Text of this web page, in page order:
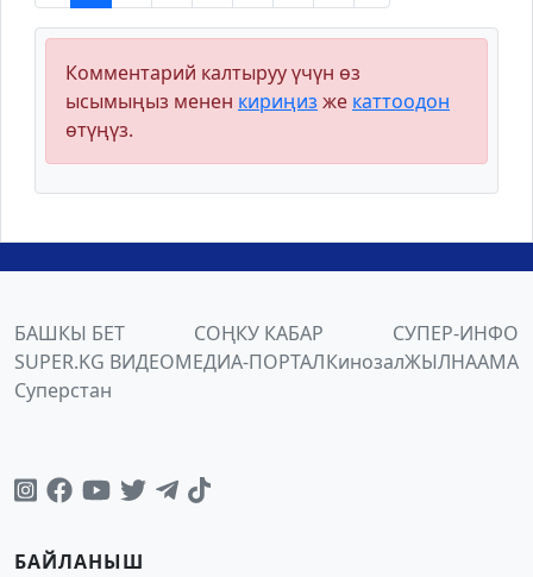
Комментарий калтыруу үчүн өз
ысымыңыз менен кириңиз же каттоодон
өтүңүз.
БАШКЫ БЕТ СОҢКУ КАБАР
СУПЕР-ИНФО
SUPER.KG ВИДЕОМЕДИА-ПОРТАЛКинозалЖЫЛНААМА
Суперстан
БАЙЛАНЫШ